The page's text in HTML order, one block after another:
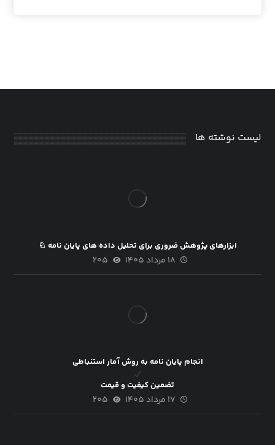
لیست نوشته ها
ابزارهای پژوهش ضروری برای تحلیل داده های پایان نامه ♘
۱۸ مرداد ۱۴۰۵ ۲۰۵
انجام پایان نامه به روش آمار استنباطی
تضمین کیفیت و قیمت
۱۷ مرداد ۱۴۰۵ ۲۰۵